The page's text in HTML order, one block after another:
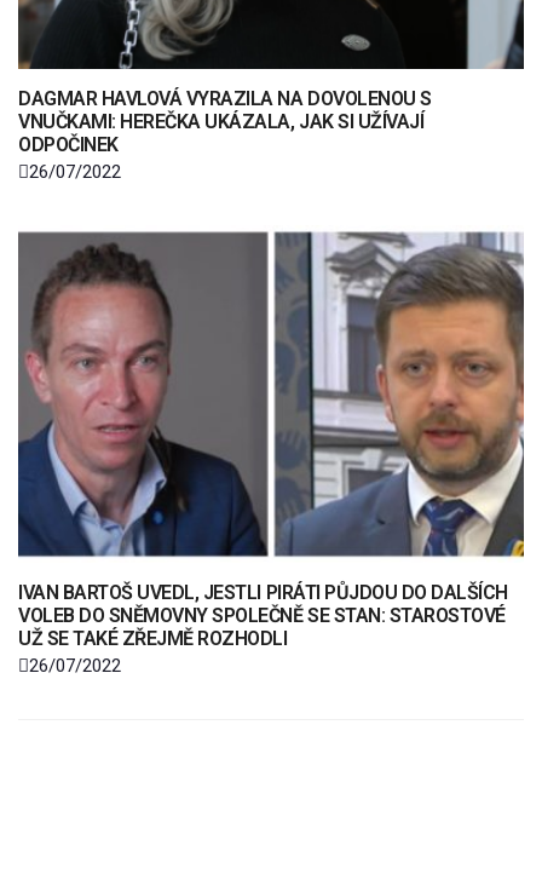
DAGMAR HAVLOVÁ VYRAZILA NA DOVOLENOU S
VNUČKAMI: HEREČKA UKÁZALA, JAK SI UŽÍVAJÍ
ODPOČINEK
26/07/2022
IVAN BARTOŠ UVEDL, JESTLI PIRÁTI PŮJDOU DO DALŠÍCH
VOLEB DO SNĚMOVNY SPOLEČNĚ SE STAN: STAROSTOVÉ
UŽ SE TAKÉ ZŘEJMĚ ROZHODLI
26/07/2022